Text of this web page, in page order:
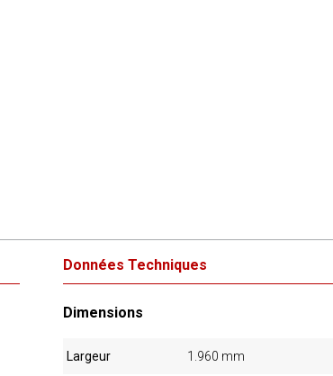
Données Techniques
Dimensions
Largeur 1.960 mm